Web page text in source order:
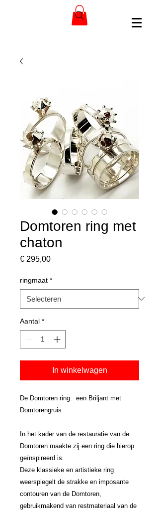
Domtoren ring met
chaton
€ 295,00Prijs
ringmaat *
Aantal *
In winkelwagen
De Domtoren ring: een Briljant met
Domtorengruis
In het kader van de restauratie van de
Domtoren maakte zij een ring die hierop
geïnspireerd is.
Deze klassieke en artistieke ring
weerspiegelt de strakke en imposante
contouren van de Domtoren,
gebruikmakend van restmateriaal van de